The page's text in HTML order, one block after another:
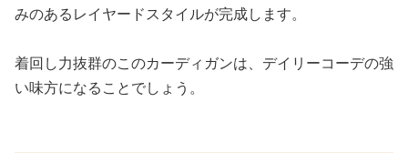
みのあるレイヤードスタイルが完成します。
着回し力抜群のこのカーディガンは、デイリーコーデの強
い味方になることでしょう。